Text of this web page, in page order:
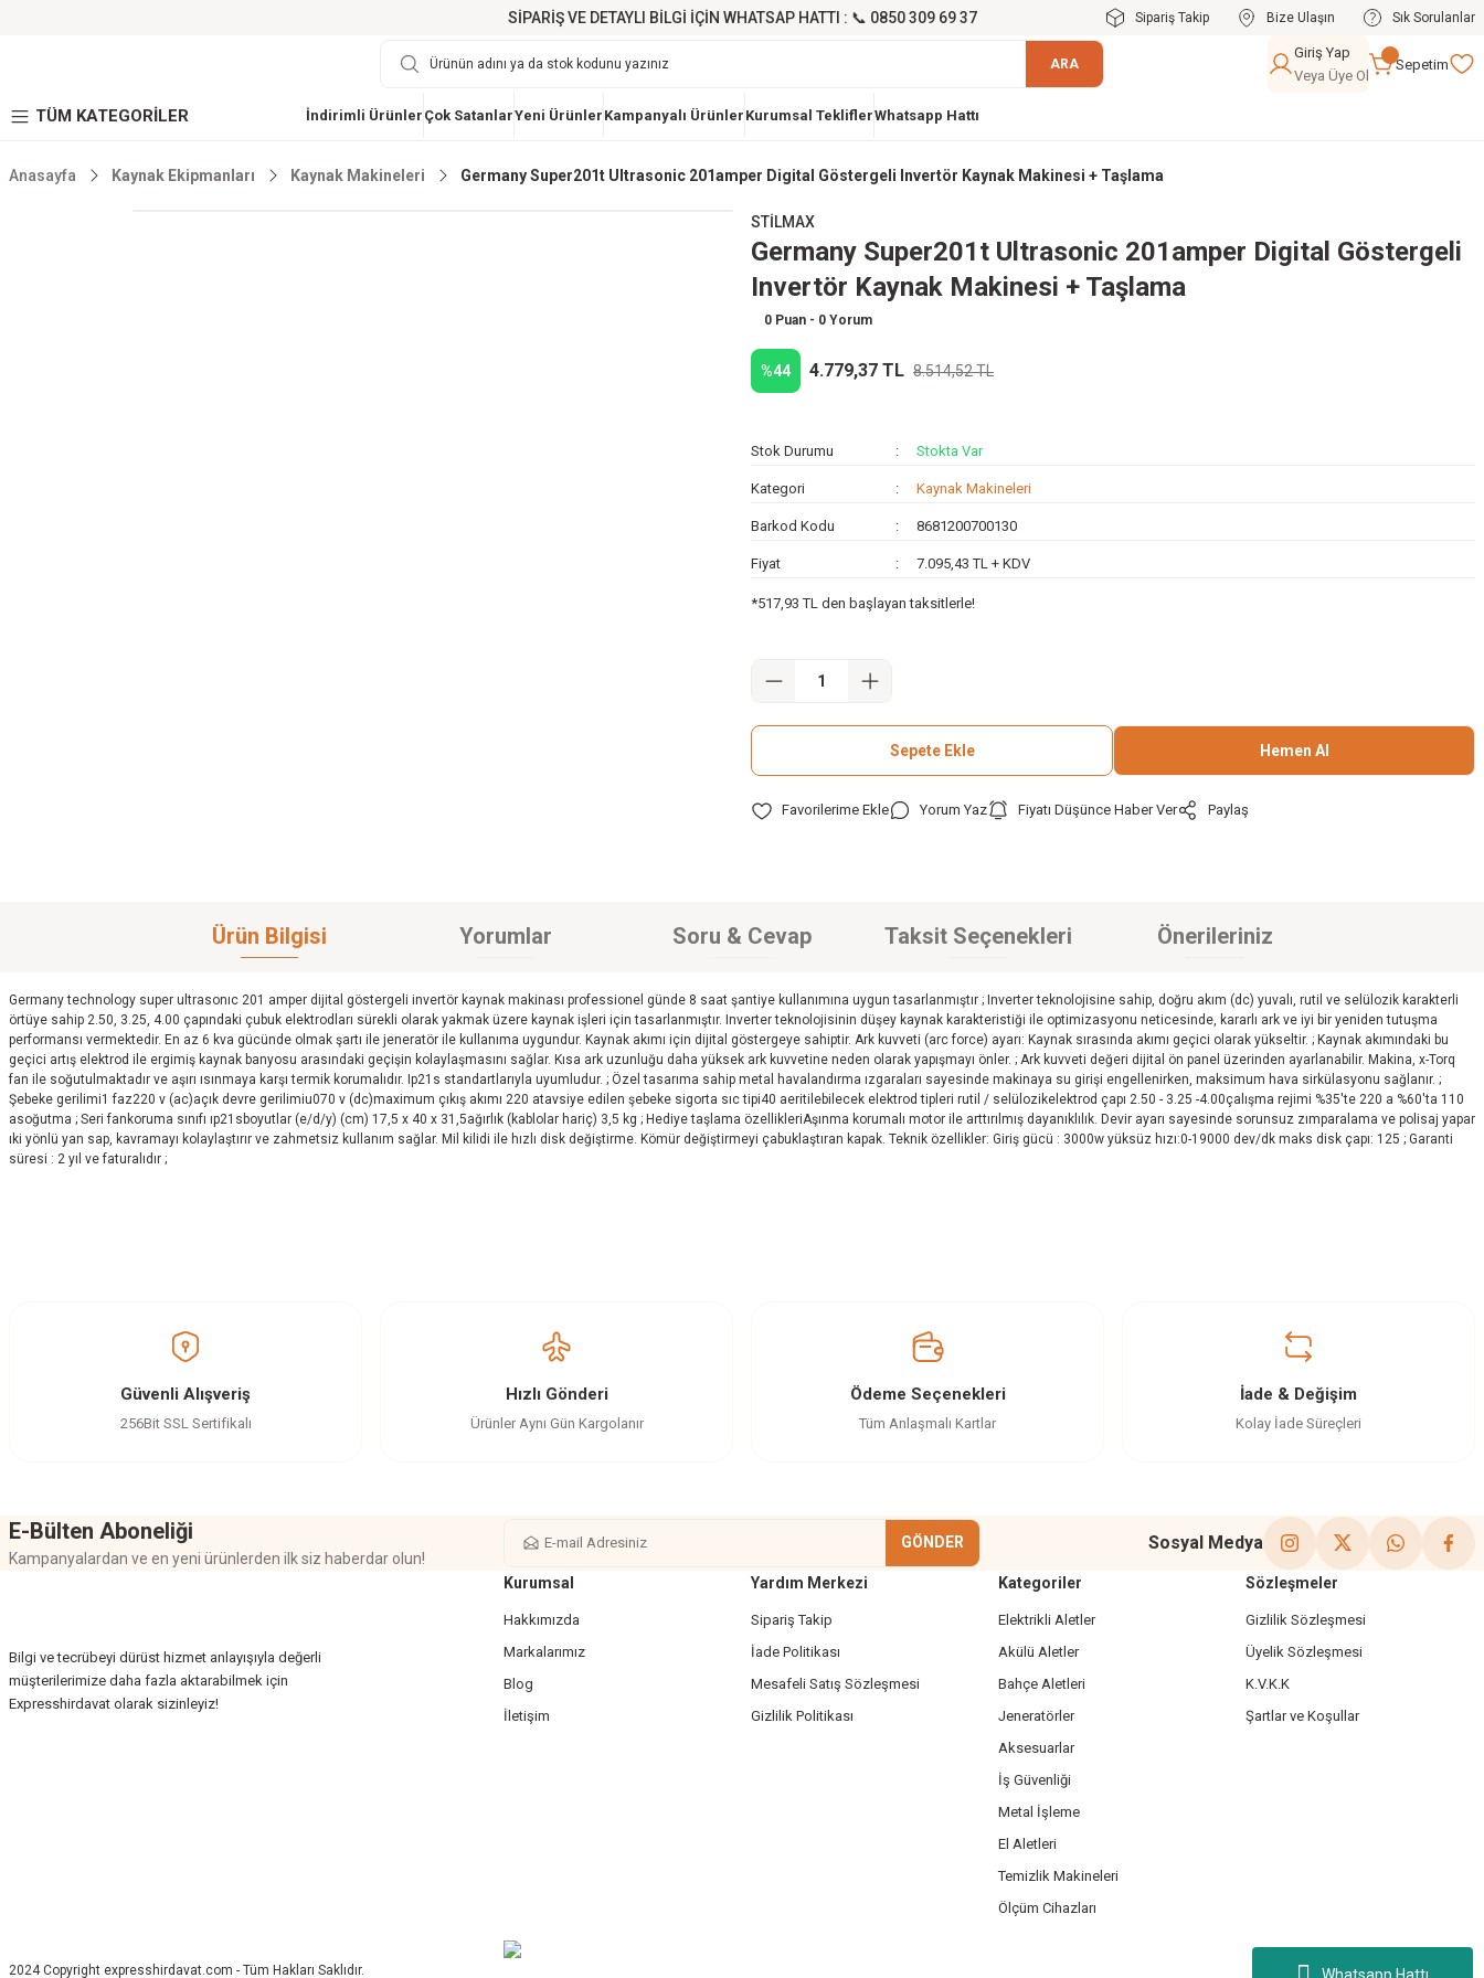
Whatsapp Hattı
SİPARİŞ VE DETAYLI BİLGİ İÇİN WHATSAP HATTI : 📞 0850 309 69 37 Sipariş Takip Bize Ulaşın Sık Sorulanlar
ARA
Giriş Yap
Veya Üye Ol
Sepetim
TÜM KATEGORİLER İndirimli Ürünler Çok SatanlarYeni Ürünler Kampanyalı Ürünler Kurumsal TekliflerWhatsapp Hattı
Anasayfa Kaynak Ekipmanları Kaynak Makineleri Germany Super201t Ultrasonic 201amper Digital Göstergeli Invertör Kaynak Makinesi + Taşlama
STİLMAX
Germany Super201t Ultrasonic 201amper Digital Göstergeli
Invertör Kaynak Makinesi + Taşlama
0 Puan - 0 Yorum
%44 4.779,37 TL 8.514,52 TL
Stok Durumu Stokta Var
Kategori Kaynak Makineleri
Barkod Kodu 8681200700130
Fiyat 7.095,43 TL + KDV
*517,93 TL den başlayan taksitlerle!
Sepete Ekle Hemen Al
Yorum Yaz Fiyatı Düşünce Haber Ver Paylaş
Ürün Bilgisi Yorumlar Soru & Cevap Taksit Seçenekleri Önerileriniz
Germany technology super ultrasonıc 201 amper dijital göstergeli invertör kaynak makinası professionel günde 8 saat şantiye kullanımına uygun tasarlanmıştır ; Inverter teknolojisine sahip, doğru akım (dc) yuvalı, rutil ve selülozik karakterli
örtüye sahip 2.50, 3.25, 4.00 çapındaki çubuk elektrodları sürekli olarak yakmak üzere kaynak işleri için tasarlanmıştır. Inverter teknolojisinin düşey kaynak karakteristiği ile optimizasyonu neticesinde, kararlı ark ve iyi bir yeniden tutuşma
performansı vermektedir. En az 6 kva gücünde olmak şartı ile jeneratör ile kullanıma uygundur. Kaynak akımı için dijital göstergeye sahiptir. Ark kuvveti (arc force) ayarı: Kaynak sırasında akımı geçici olarak yükseltir. ; Kaynak akımındaki bu
geçici artış elektrod ile ergimiş kaynak banyosu arasındaki geçişin kolaylaşmasını sağlar. Kısa ark uzunluğu daha yüksek ark kuvvetine neden olarak yapışmayı önler. ; Ark kuvveti değeri dijital ön panel üzerinden ayarlanabilir. Makina, x-Torq
fan ile soğutulmaktadır ve aşırı ısınmaya karşı termik korumalıdır. Ip21s standartlarıyla uyumludur. ; Özel tasarıma sahip metal havalandırma ızgaraları sayesinde makinaya su girişi engellenirken, maksimum hava sirkülasyonu sağlanır. ;
Şebeke gerilimi1 faz220 v (ac)açık devre gerilimiu070 v (dc)maximum çıkış akımı 220 atavsiye edilen şebeke sigorta sıc tipi40 aeritilebilecek elektrod tipleri rutil / selülozikelektrod çapı 2.50 - 3.25 -4.00çalışma rejimi %35'te 220 a %60'ta 110
asoğutma ; Seri fankoruma sınıfı ıp21sboyutlar (e/d/y) (cm) 17,5 x 40 x 31,5ağırlık (kablolar hariç) 3,5 kg ; Hediye taşlama özellikleriAşınma korumalı motor ile arttırılmış dayanıklılık. Devir ayarı sayesinde sorunsuz zımparalama ve polisaj yapar
ıki yönlü yan sap, kavramayı kolaylaştırır ve zahmetsiz kullanım sağlar. Mil kilidi ile hızlı disk değiştirme. Kömür değiştirmeyi çabuklaştıran kapak. Teknik özellikler: Giriş gücü : 3000w yüksüz hızı:0-19000 dev/dk maks disk çapı: 125 ; Garanti
süresi : 2 yıl ve faturalıdır ;
Ürün açıklamasında eksik bilgiler bulunuyor.
Gönder
Güvenli Alışveriş
256Bit SSL Sertifikalı
Hızlı Gönderi
Ürünler Aynı Gün Kargolanır
Ödeme Seçenekleri
Tüm Anlaşmalı Kartlar
İade & Değişim
Kolay İade Süreçleri
E-Bülten Aboneliği
Kampanyalardan ve en yeni ürünlerden ilk siz haberdar olun!
GÖNDER Sosyal Medya
Bilgi ve tecrübeyi dürüst hizmet anlayışıyla değerli
müşterilerimize daha fazla aktarabilmek için
Expresshirdavat olarak sizinleyiz!
Kurumsal
Hakkımızda
Markalarımız
Blog
İletişim
Yardım Merkezi
Sipariş Takip
İade Politikası
Mesafeli Satış Sözleşmesi
Gizlilik Politikası
Kategoriler
Elektrikli Aletler
Akülü Aletler
Bahçe Aletleri
Jeneratörler
Aksesuarlar
İş Güvenliği
Metal İşleme
El Aletleri
Temizlik Makineleri
Ölçüm Cihazları
Sözleşmeler
Gizlilik Sözleşmesi
Üyelik Sözleşmesi
K.V.K.K
Şartlar ve Koşullar
2024 Copyright expresshirdavat.com - Tüm Hakları Saklıdır.